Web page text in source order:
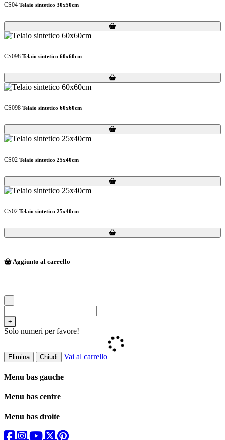
CS04 Telaio sintetico 30x50cm
Loading...
Loading...
CS098 Telaio sintetico 60x60cm
Loading...
Loading...
CS098 Telaio sintetico 60x60cm
Loading...
Loading...
CS02 Telaio sintetico 25x40cm
Loading...
Loading...
CS02 Telaio sintetico 25x40cm
Loading...
Loading...
Aggiunto al carrello
-
+
Solo numeri per favore!
Elimina Chiudi Vai al carrello
Menu bas gauche
Menu bas centre
Menu bas droite